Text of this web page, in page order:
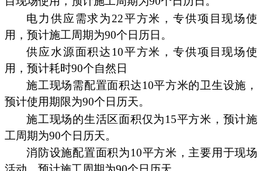
电力供应需求为22平方米，专供项目现场使
用，预计施工周期为90个日历日。
供应水源面积达10平方米，专供项目现场使
用，预计耗时90个自然日
施工现场需配置面积达10平方米的卫生设施，
预计使用期限为90个日历天。
施工现场的生活区面积仅为15平方米，预计施
工周期为90个日历天。
消防设施配置面积为10平方米，主要用于现场